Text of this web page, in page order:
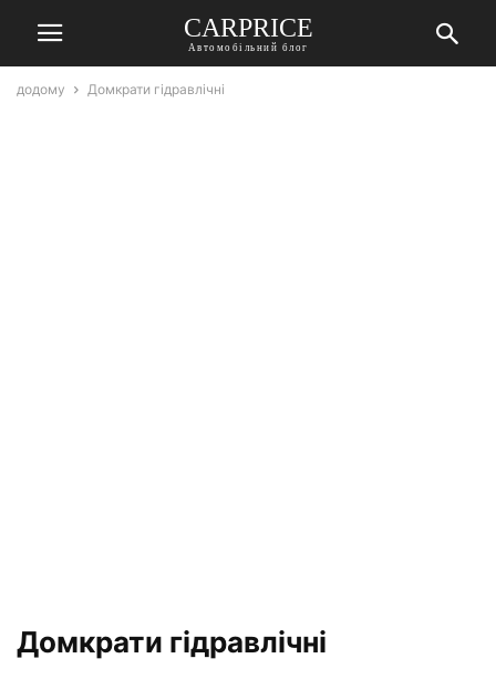
СARPRICE
Автомобільний блог
додому Домкрати гідравлічні
Домкрати гідравлічні